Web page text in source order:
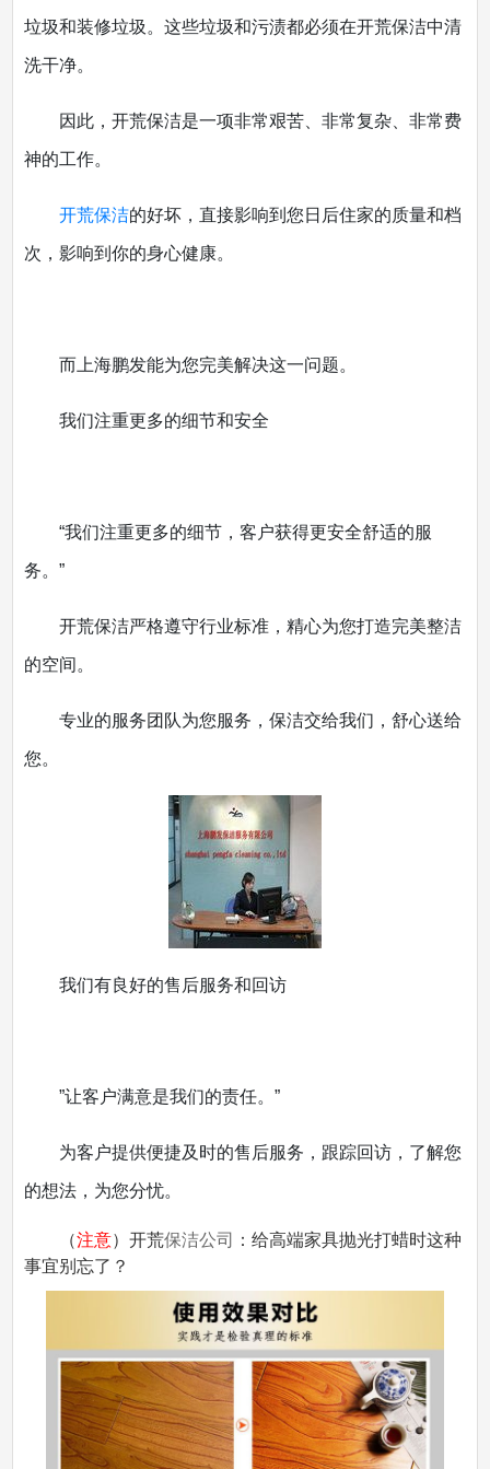
垃圾和装修垃圾。这些垃圾和污渍都必须在开荒保洁中清
洗干净。
因此，开荒保洁是一项非常艰苦、非常复杂、非常费
神的工作。
开荒保洁的好坏，直接影响到您日后住家的质量和档
次，影响到你的身心健康。
而上海鹏发能为您完美解决这一问题。
我们注重更多的细节和安全
“我们注重更多的细节，客户获得更安全舒适的服
务。”
开荒保洁严格遵守行业标准，精心为您打造完美整洁
的空间。
专业的服务团队为您服务，保洁交给我们，舒心送给
您。
我们有良好的售后服务和回访
”让客户满意是我们的责任。”
为客户提供便捷及时的售后服务，跟踪回访，了解您
的想法，为您分忧。
（注意）开荒保洁公司
：给高端家具抛光打蜡时这种
事宜别忘了？